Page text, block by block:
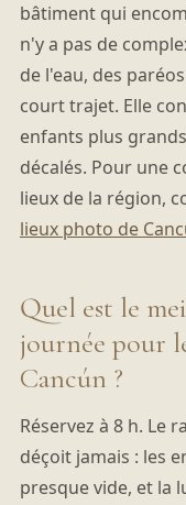
bâtiment qui
n'y a pas de
de l'eau, des
court trajet. Elle
enfants plus
décalés. Pour une
lieux de la région,
lieux photo de
Quel est le
journée pour
Cancún ?
Réservez à 8 h. Le
déçoit jamais : les
presque vide, et la